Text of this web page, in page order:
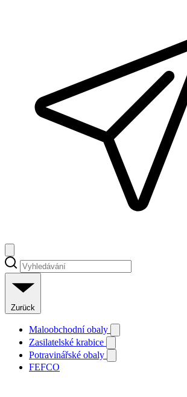
Zurück
Maloobchodní obaly
Zasilatelské krabice
Potravinářské obaly
FEFCO